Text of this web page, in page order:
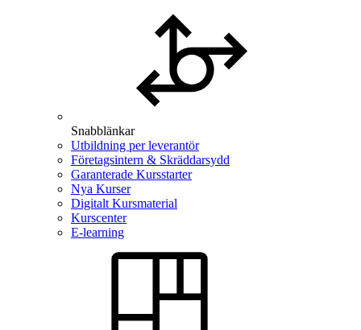
Snabblänkar
Utbildning per leverantör
Företagsintern & Skräddarsydd
Garanterade Kursstarter
Nya Kurser
Digitalt Kursmaterial
Kurscenter
E-learning